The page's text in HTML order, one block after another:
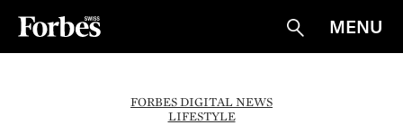
Suche
MENU
FORBES DIGITAL NEWS
LIFESTYLE